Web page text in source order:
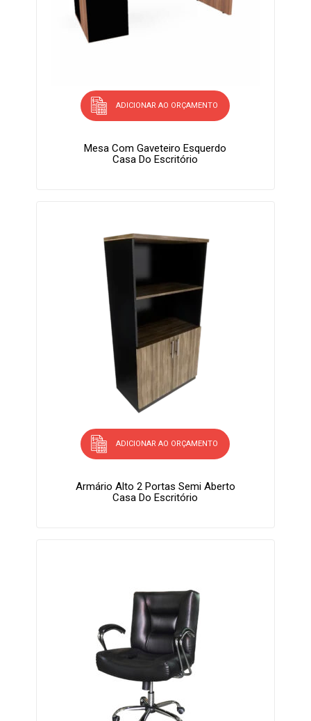
ADICIONAR AO ORÇAMENTO
Mesa Com Gaveteiro Esquerdo
Casa Do Escritório
ADICIONAR AO ORÇAMENTO
Armário Alto 2 Portas Semi Aberto
Casa Do Escritório